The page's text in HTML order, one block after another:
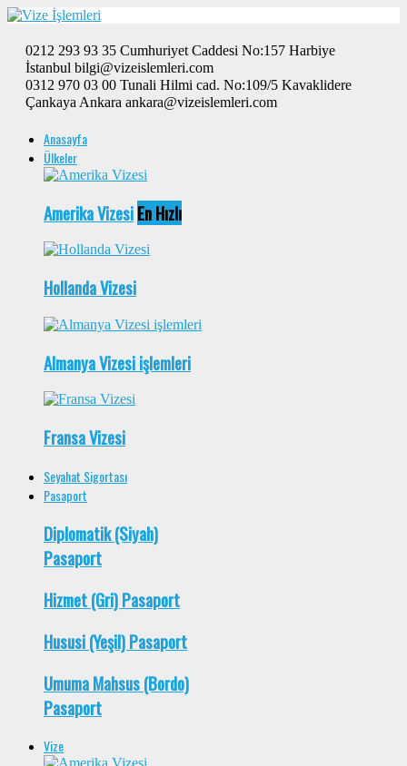
0212 293 93 35 Cumhuriyet Caddesi No:157 Harbiye
İstanbul bilgi@vizeislemleri.com
0312 970 03 00 Tunali Hilmi cad. No:109/5 Kavaklidere
Çankaya Ankara ankara@vizeislemleri.com
Anasayfa
Ülkeler
Amerika VizesiEn Hızlı
Hollanda Vizesi
Almanya Vizesi işlemleri
Fransa Vizesi
Seyahat Sigortası
Pasaport
Diplomatik (Siyah)
Pasaport
Hizmet (Gri) Pasaport
Hususi (Yeşil) Pasaport
Umuma Mahsus (Bordo)
Pasaport
Vize